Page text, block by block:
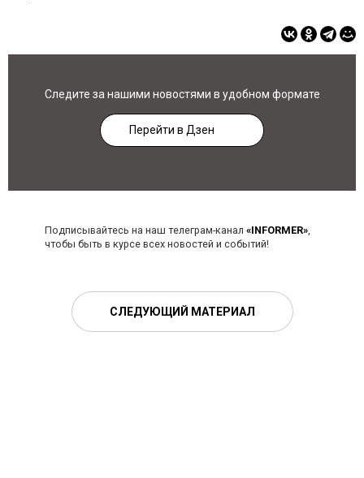
Следите за нашими новостями в удобном формате
Перейти в Дзен
Подписывайтесь на наш телеграм-канал «INFORMER»,
чтобы быть в курсе всех новостей и событий!
СЛЕДУЮЩИЙ МАТЕРИАЛ